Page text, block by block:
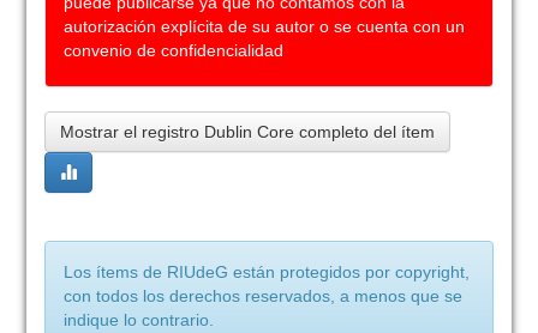
autorización explícita de su autor o se cuenta con un
convenio de confidencialidad
Mostrar el registro Dublin Core completo del ítem
Los ítems de RIUdeG están protegidos por copyright,
con todos los derechos reservados, a menos que se
indique lo contrario.